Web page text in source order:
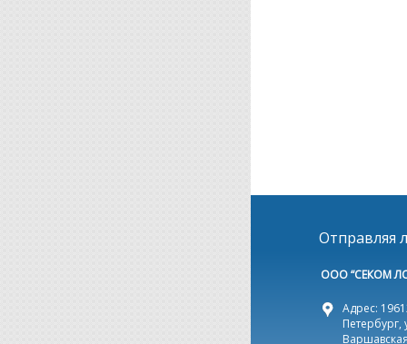
Отправляя
ООО “СЕКОМ
Адрес:
Петербург,